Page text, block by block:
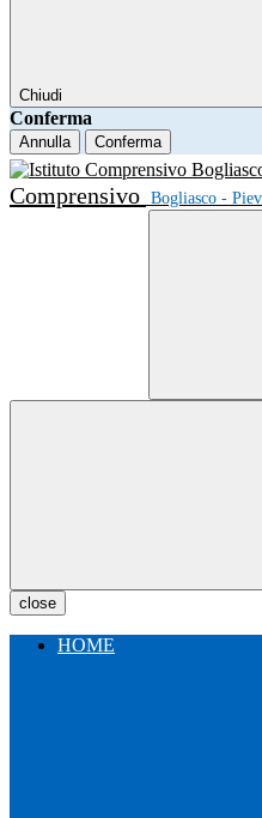
Chiudi
Conferma
Annulla Conferma
Comprensivo Bogliasco -
close
HOME